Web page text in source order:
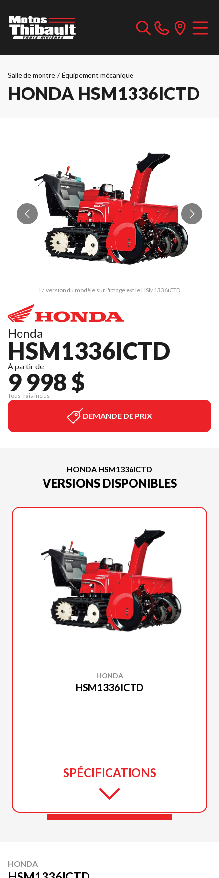
Salle de montre / Équipement mécanique
HONDA HSM1336ICTD
La version du modèle sur l'image est le HSM1336iCTD
Honda
HSM1336ICTD
À partir de
9 998 $
Tous frais inclus
DEMANDE DE PRIX
HONDA HSM1336ICTD
VERSIONS DISPONIBLES
HONDA
HSM1336ICTD
SPÉCIFICATIONS
HONDA